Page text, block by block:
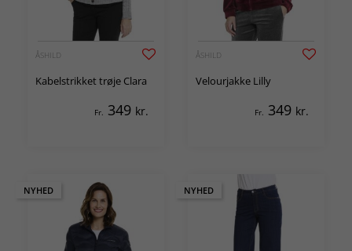
ÅSHILD
Kabelstrikket trøje Clara
Fr. 349 kr.
ÅSHILD
Velourjakke Lilly
Fr. 349 kr.
NYHED NYHED